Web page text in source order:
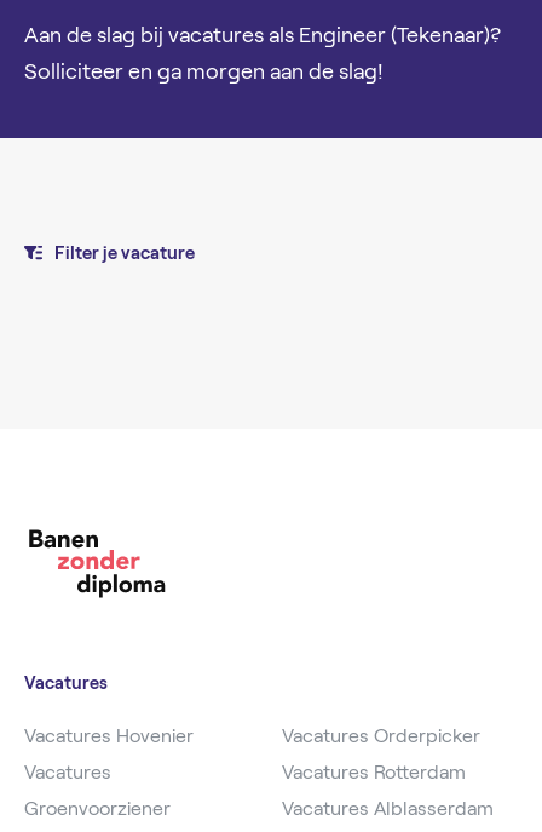
Aan de slag bij vacatures als Engineer (Tekenaar)?
Solliciteer en ga morgen aan de slag!
Filter je vacature
Vacatures
Vacatures Hovenier
Vacatures
Groenvoorziener
Vacatures Orderpicker
Vacatures Rotterdam
Vacatures Alblasserdam